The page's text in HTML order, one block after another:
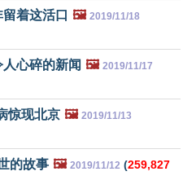
着这活口 🖼️ 2019/11/18
心碎的新闻 🖼️ 2019/11/17
惊现北京 🖼️ 2019/11/13
的故事 🖼️ 2019/11/12 (259,827